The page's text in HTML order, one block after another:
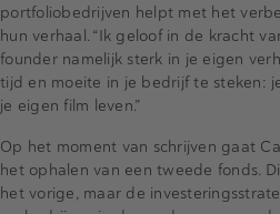
portfoliobedrijven helpt met het
hun verhaal. “Ik geloof in de kracht
founder namelijk sterk in je eigen
tijd en moeite in je bedrijf te steken:
je eigen film leven.”
Op het moment van schrijven gaat
het ophalen van een tweede fonds.
het vorige, maar de